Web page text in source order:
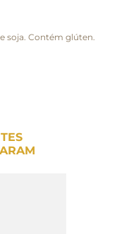
soja. Contém glúten.